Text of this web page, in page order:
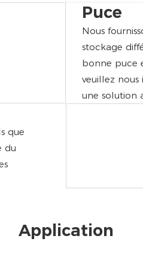
Puce
Nous
stockage
bonne puce
veuillez
une solution
que
du
Application